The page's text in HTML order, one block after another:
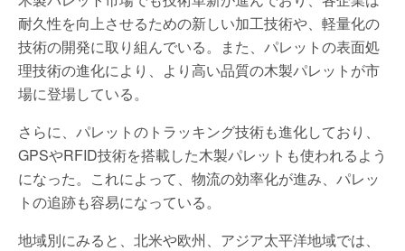
耐久性を向上させるための新しい加工技術や、軽量化の
技術の開発に取り組んでいる。また、パレットの表面処
理技術の進化により、より高い品質の木製パレットが市
場に登場している。
さらに、パレットのトラッキング技術も進化しており、
GPSやRFID技術を搭載した木製パレットも使われるよう
になった。これによって、物流の効率化が進み、パレッ
トの追跡も容易になっている。
地域別にみると、北米や欧州、アジア太平洋地域では、